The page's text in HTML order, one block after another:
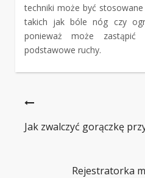
techniki może być
takich jak bóle nóg czy
ponieważ może zastąpić
podstawowe ruchy.
Jak zwalczyć gorączkę
Rejestratorka